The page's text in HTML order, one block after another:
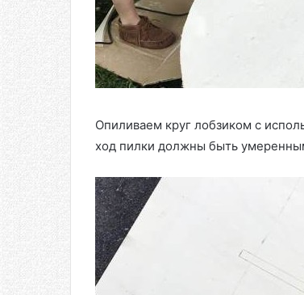
Опиливаем круг лобзиком с
ход пилки должны быть